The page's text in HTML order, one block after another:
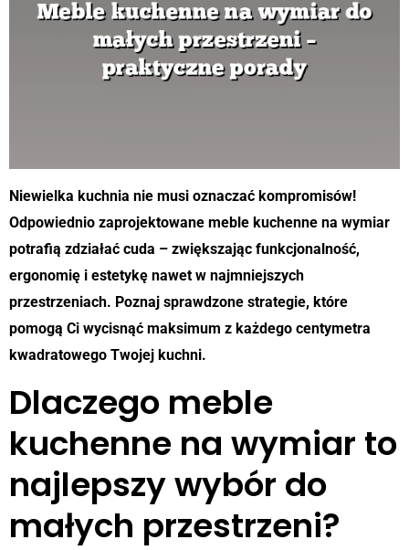
Niewielka kuchnia nie musi oznaczać kompromisów!
Odpowiednio zaprojektowane meble kuchenne na wymiar
potrafią zdziałać cuda – zwiększając funkcjonalność,
ergonomię i estetykę nawet w najmniejszych
przestrzeniach. Poznaj sprawdzone strategie, które
pomogą Ci wycisnąć maksimum z każdego centymetra
kwadratowego Twojej kuchni.
Dlaczego meble
kuchenne na wymiar to
najlepszy wybór do
małych przestrzeni?